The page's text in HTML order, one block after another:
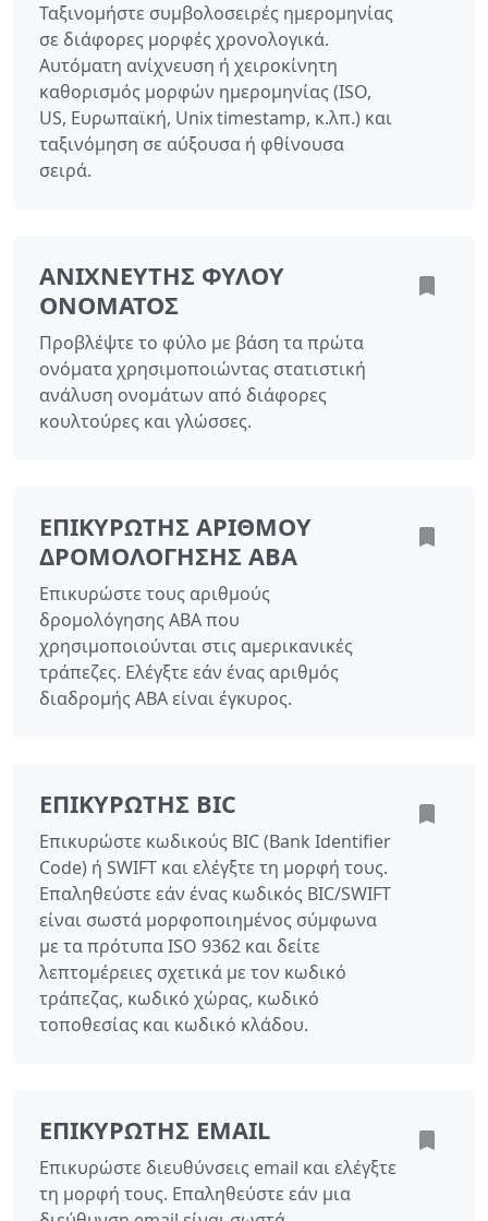
Ταξινομήστε συμβολοσειρές ημερομηνίας
σε διάφορες μορφές χρονολογικά.
Αυτόματη ανίχνευση ή χειροκίνητη
καθορισμός μορφών ημερομηνίας (ISO,
US, Ευρωπαϊκή, Unix timestamp, κ.λπ.) και
ταξινόμηση σε αύξουσα ή φθίνουσα
σειρά.
ΑΝΙΧΝΕΥΤΉΣ ΦΎΛΟΥ
ΟΝΌΜΑΤΟΣ
Προβλέψτε το φύλο με βάση τα πρώτα
ονόματα χρησιμοποιώντας στατιστική
ανάλυση ονομάτων από διάφορες
κουλτούρες και γλώσσες.
ΕΠΙΚΥΡΩΤΉΣ ΑΡΙΘΜΟΎ
ΔΡΟΜΟΛΌΓΗΣΗΣ ABA
Επικυρώστε τους αριθμούς
δρομολόγησης ABA που
χρησιμοποιούνται στις αμερικανικές
τράπεζες. Ελέγξτε εάν ένας αριθμός
διαδρομής ABA είναι έγκυρος.
ΕΠΙΚΥΡΩΤΉΣ BIC
Επικυρώστε κωδικούς BIC (Bank Identifier
Code) ή SWIFT και ελέγξτε τη μορφή τους.
Επαληθεύστε εάν ένας κωδικός BIC/SWIFT
είναι σωστά μορφοποιημένος σύμφωνα
με τα πρότυπα ISO 9362 και δείτε
λεπτομέρειες σχετικά με τον κωδικό
τράπεζας, κωδικό χώρας, κωδικό
τοποθεσίας και κωδικό κλάδου.
ΕΠΙΚΥΡΩΤΉΣ EMAIL
Επικυρώστε διευθύνσεις email και ελέγξτε
τη μορφή τους. Επαληθεύστε εάν μια